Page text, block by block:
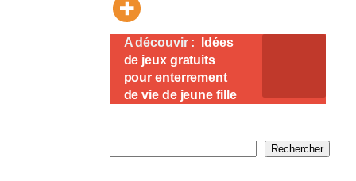
A découvir :
Idées
de jeux gratuits
pour enterrement
de vie de jeune fille
Rechercher